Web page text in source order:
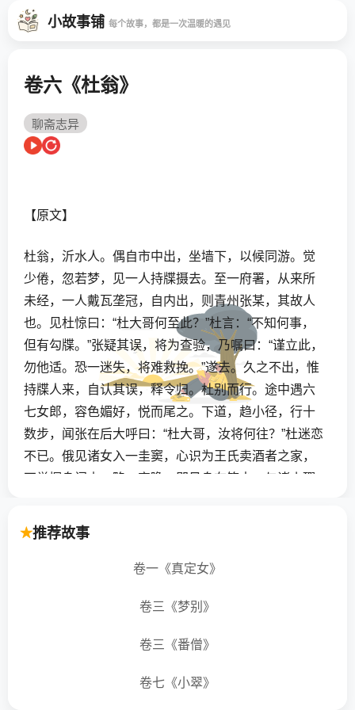
小故事铺 每个故事，都是一次温暖的遇见
卷六《杜翁》
聊斋志异
【原文】
杜翁，沂水人。偶自市中出，坐墙下，以候同游。觉
少倦，忽若梦，见一人持牒摄去。至一府署，从来所
未经，一人戴瓦垄冠，自内出，则青州张某，其故人
也。见杜惊曰：“杜大哥何至此？”杜言：“不知何事，
但有勾牒。”张疑其误，将为查验，乃嘱曰：“谨立此，
勿他适。恐一迷失，将难救挽。”遂去。久之不出，惟
持牒人来，自认其误，释令归。杜别而行。途中遇六
七女郎，容色媚好，悦而尾之。下道，趋小径，行十
数步，闻张在后大呼曰：“杜大哥，汝将何往？”杜迷恋
不已。俄见诸女入一圭窦，心识为王氏卖酒者之家，
不觉探身门内，略一窥瞻，即见身在笠中，与诸小豭
惧，急以首触壁。闻人言曰：“小豕颠矣。”还顾，已复
不听信？几至坏事！”遂把手送至市门，乃去。杜忽
推荐故事
卷一《真定女》
卷三《梦别》
卷三《番僧》
卷七《小翠》